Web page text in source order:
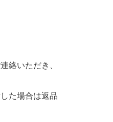
絡いただき、
た場合は返品